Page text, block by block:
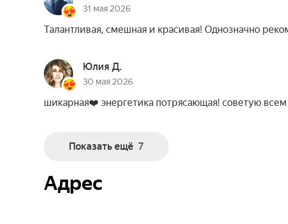
31 мая 2026
Талантливая, смешная и красивая! Однозначно
Юлия Д.
30 мая 2026
шикарная❤️ энергетика потрясающая! советую всем
Показать ещё 7
Адрес